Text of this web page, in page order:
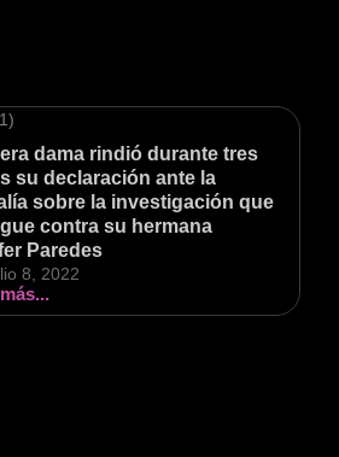
dama rindió durante tres
su declaración ante la
sobre la investigación que
contra su hermana
Paredes
8, 2022